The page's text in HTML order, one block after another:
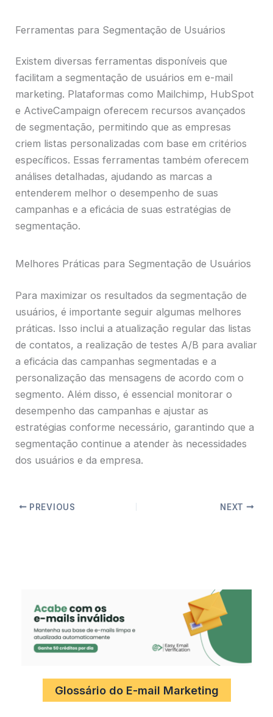
Ferramentas para Segmentação de Usuários
Existem diversas ferramentas disponíveis que
facilitam a segmentação de usuários em e-mail
marketing. Plataformas como Mailchimp, HubSpot
e ActiveCampaign oferecem recursos avançados
de segmentação, permitindo que as empresas
criem listas personalizadas com base em critérios
específicos. Essas ferramentas também oferecem
análises detalhadas, ajudando as marcas a
entenderem melhor o desempenho de suas
campanhas e a eficácia de suas estratégias de
segmentação.
Melhores Práticas para Segmentação de Usuários
Para maximizar os resultados da segmentação de
usuários, é importante seguir algumas melhores
práticas. Isso inclui a atualização regular das listas
de contatos, a realização de testes A/B para avaliar
a eficácia das campanhas segmentadas e a
personalização das mensagens de acordo com o
segmento. Além disso, é essencial monitorar o
desempenho das campanhas e ajustar as
estratégias conforme necessário, garantindo que a
segmentação continue a atender às necessidades
dos usuários e da empresa.
PREVIOUS NEXT
Glossário do E-mail Marketing